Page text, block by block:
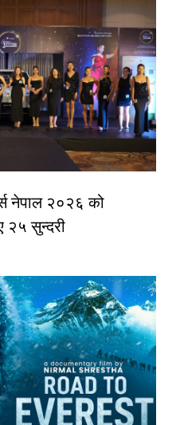
नेपाल २०२६ को
२५ सुन्दरी